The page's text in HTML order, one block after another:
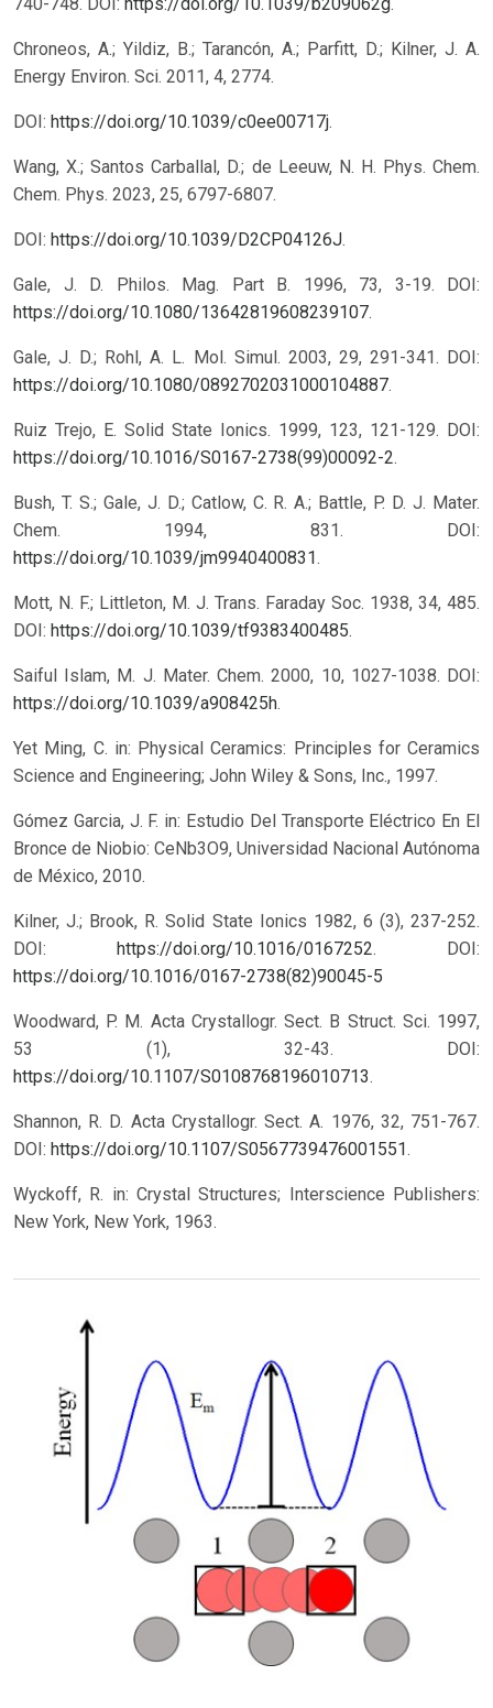
Chroneos, A.; Yildiz, B.; Tarancón, A.; Parfitt, D.; Kilner, J. A.
Energy Environ. Sci. 2011, 4, 2774.
DOI: https://doi.org/10.1039/c0ee00717j.
Wang, X.; Santos Carballal, D.; de Leeuw, N. H. Phys. Chem.
Chem. Phys. 2023, 25, 6797-6807.
DOI: https://doi.org/10.1039/D2CP04126J.
Gale, J. D. Philos. Mag. Part B. 1996, 73, 3-19. DOI:
https://doi.org/10.1080/13642819608239107.
Gale, J. D.; Rohl, A. L. Mol. Simul. 2003, 29, 291-341. DOI:
https://doi.org/10.1080/0892702031000104887.
Ruiz Trejo, E. Solid State Ionics. 1999, 123, 121-129. DOI:
https://doi.org/10.1016/S0167-2738(99)00092-2.
Bush, T. S.; Gale, J. D.; Catlow, C. R. A.; Battle, P. D. J. Mater.
Chem. 1994, 831. DOI:
https://doi.org/10.1039/jm9940400831.
Mott, N. F.; Littleton, M. J. Trans. Faraday Soc. 1938, 34, 485.
DOI: https://doi.org/10.1039/tf9383400485.
Saiful Islam, M. J. Mater. Chem. 2000, 10, 1027-1038. DOI:
https://doi.org/10.1039/a908425h.
Yet Ming, C. in: Physical Ceramics: Principles for Ceramics
Science and Engineering; John Wiley & Sons, Inc., 1997.
Gómez Garcia, J. F. in: Estudio Del Transporte Eléctrico En El
Bronce de Niobio: CeNb3O9, Universidad Nacional Autónoma
de México, 2010.
Kilner, J.; Brook, R. Solid State Ionics 1982, 6 (3), 237-252.
DOI: https://doi.org/10.1016/0167252. DOI:
https://doi.org/10.1016/0167-2738(82)90045-5
Woodward, P. M. Acta Crystallogr. Sect. B Struct. Sci. 1997,
53 (1), 32-43. DOI:
https://doi.org/10.1107/S0108768196010713.
Shannon, R. D. Acta Crystallogr. Sect. A. 1976, 32, 751-767.
DOI: https://doi.org/10.1107/S0567739476001551.
Wyckoff, R. in: Crystal Structures; Interscience Publishers:
New York, New York, 1963.